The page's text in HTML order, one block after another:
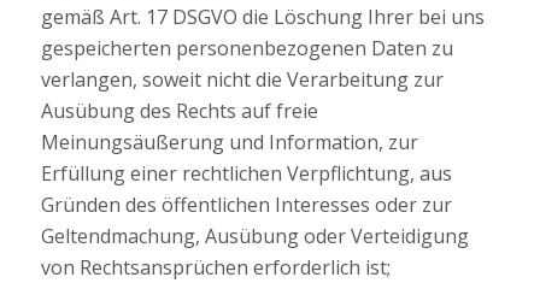
gemäß Art. 17 DSGVO die Löschung Ihrer bei uns
gespeicherten personenbezogenen Daten zu
verlangen, soweit nicht die Verarbeitung zur
Ausübung des Rechts auf freie
Meinungsäußerung und Information, zur
Erfüllung einer rechtlichen Verpflichtung, aus
Gründen des öffentlichen Interesses oder zur
Geltendmachung, Ausübung oder Verteidigung
von Rechtsansprüchen erforderlich ist;